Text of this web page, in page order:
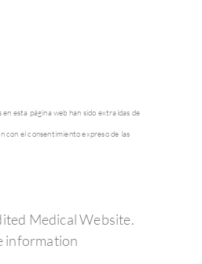
en esta página web han sido extraídas de
con el consentimiento expreso de las